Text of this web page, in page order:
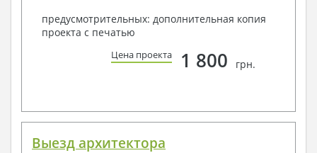
предусмотрительных: дополнительная копия
проекта с печатью
Цена проекта 1 800 грн.
Выезд архитектора